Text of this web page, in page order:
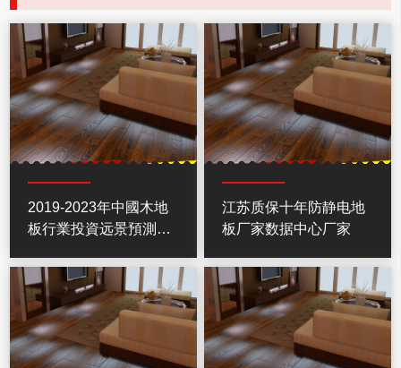
2019-2023年中國木地
板行業投資远景預測報
江苏质保十年防静电地
板厂家数据中心厂家